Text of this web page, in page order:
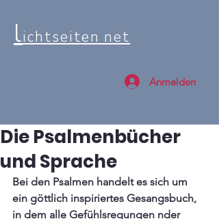
lichtseiten net
Anmelden
Die Psalmenbücher
und Sprache
Bei den Psalmen handelt es sich um
ein göttlich inspiriertes Gesangsbuch,
in dem alle Gefühlsregungen nder